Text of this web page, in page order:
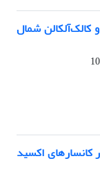
کالک‌آلکالن شمال
اکسید